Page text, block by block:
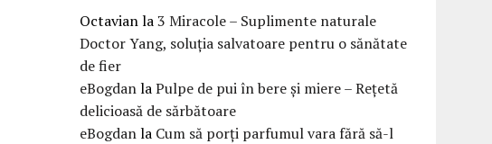
Octavianla3 Miracole – Suplimente naturale
Doctor Yang, soluția salvatoare pentru o sănătate
de fier
eBogdanlaPulpe de pui în bere și miere – Rețetă
delicioasă de sărbătoare
eBogdanla Cum să porți parfumul vara fără să-l